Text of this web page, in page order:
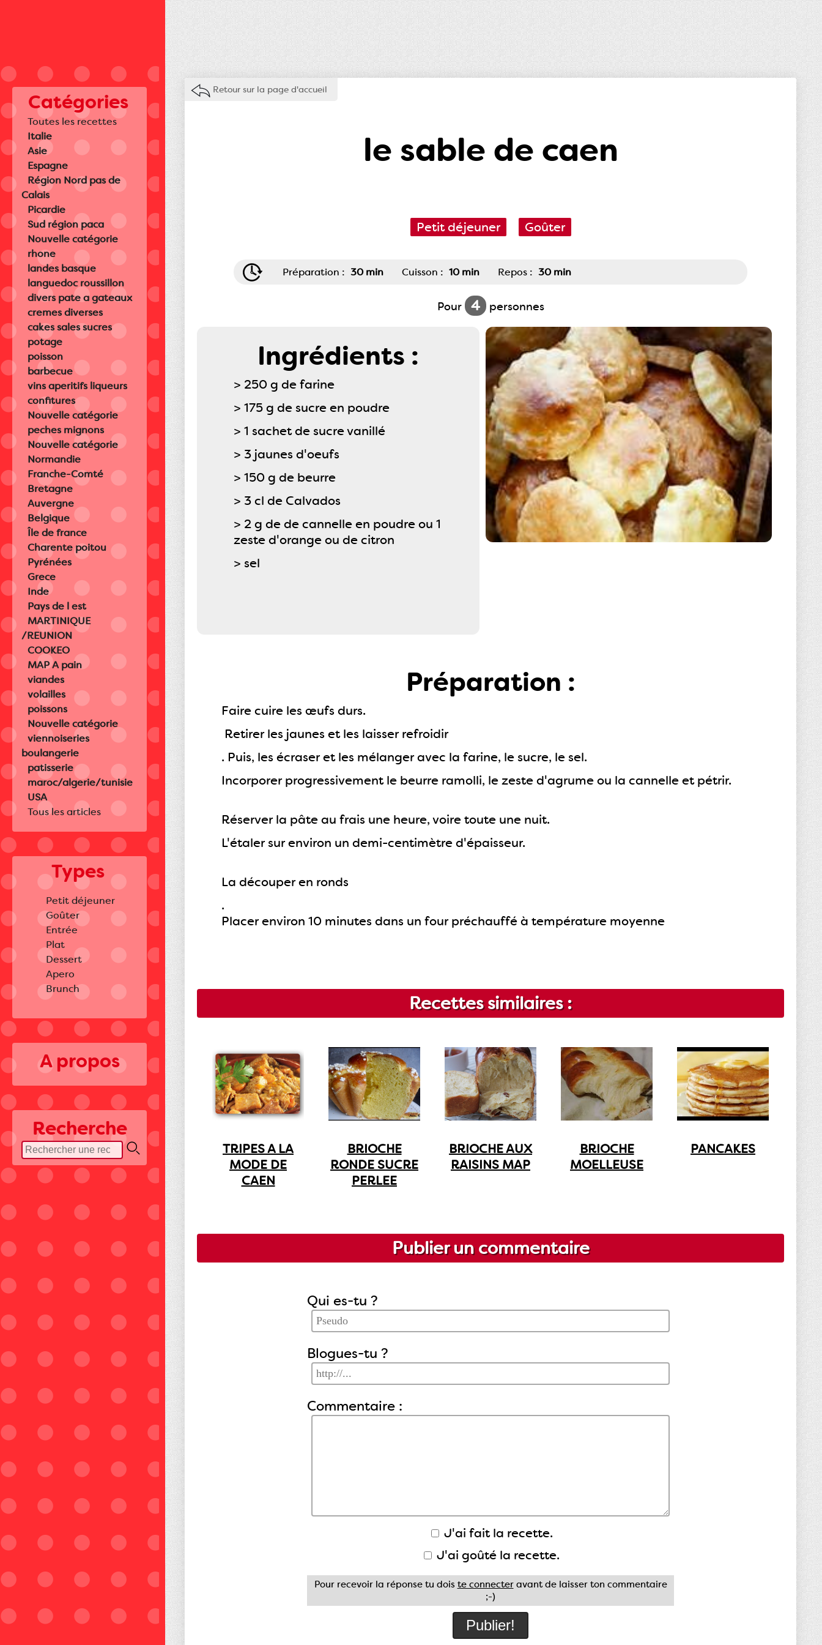
Catégories
Toutes les recettes
Italie
Asie
Espagne
Région Nord pas de
Calais
Picardie
Sud région paca
Nouvelle catégorie
rhone
landes basque
languedoc roussillon
divers pate a gateaux
cremes diverses
cakes sales sucres
potage
poisson
barbecue
vins aperitifs liqueurs
confitures
Nouvelle catégorie
peches mignons
Nouvelle catégorie
Normandie
Franche-Comté
Bretagne
Auvergne
Belgique
Île de france
Charente poitou
Pyrénées
Grece
Inde
Pays de l est
MARTINIQUE
/REUNION
COOKEO
MAP A pain
viandes
volailles
poissons
Nouvelle catégorie
viennoiseries
boulangerie
patisserie
maroc/algerie/tunisie
USA
Tous les articles
Types
Petit déjeuner
Goûter
Entrée
Plat
Dessert
Apero
Brunch
A propos
Recherche
Retour sur la page d'accueil
le sable de caen
Petit déjeuner Goûter
Préparation : 30 min Cuisson : 10 min Repos : 30 min
Pour 4 personnes
Ingrédients :
> 250 g de farine
> 175 g de sucre en poudre
> 1 sachet de sucre vanillé
> 3 jaunes d'oeufs
> 150 g de beurre
> 3 cl de Calvados
> 2 g de de cannelle en poudre ou 1
zeste d'orange ou de citron
> sel
Préparation :
Faire cuire les œufs durs.
Retirer les jaunes et les laisser refroidir
. Puis, les écraser et les mélanger avec la farine, le sucre, le sel.
Incorporer progressivement le beurre ramolli, le zeste d'agrume ou la cannelle et pétrir.
Réserver la pâte au frais une heure, voire toute une nuit.
L'étaler sur environ un demi-centimètre d'épaisseur.
La découper en ronds
.
Placer environ 10 minutes dans un four préchauffé à température moyenne
Recettes similaires :
TRIPES A LA
MODE DE
CAEN
BRIOCHE
RONDE SUCRE
PERLEE
BRIOCHE AUX
RAISINS MAP
BRIOCHE
MOELLEUSE
PANCAKES
Publier un commentaire
Qui es-tu ?
Blogues-tu ?
Commentaire :
J'ai fait la recette.
J'ai goûté la recette.
Pour recevoir la réponse tu dois te connecteravant de laisser ton commentaire
;-)